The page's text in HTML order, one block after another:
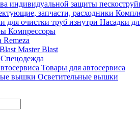
Насадки
Компрессоры
Remeza
Master Blast
Спецодежда
Товары для автосервиса
Осветительные вышки